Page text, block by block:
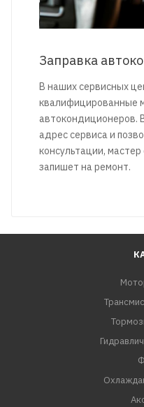
Заправка
В наших сервисных
квалифицированные
автокондиционеров.
адрес сервиса и
консультации,
запишет на ремонт.